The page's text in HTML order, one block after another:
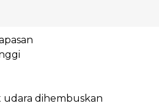
udara dihembuskan